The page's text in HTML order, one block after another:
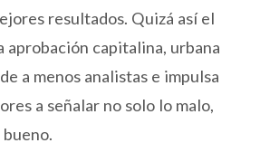
resultados. Quizá así el
aprobación capitalina, urbana
a menos analistas e impulsa
a señalar no solo lo malo,